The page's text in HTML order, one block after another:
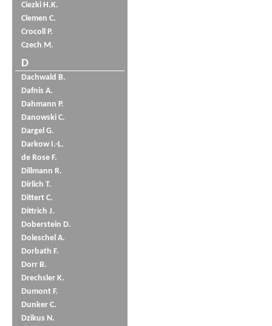
Ciezki H.K.
Clemen C.
Crocoll P.
Czech M.
D
Dachwald B.
Dafnis A.
Dahmann P.
Danowski C.
Dargel G.
Darkow I.-L.
de Rose F.
Dillmann R.
Dirlich T.
Dittert C.
Dittrich J.
Doberstein D.
Doleschel A.
Dorbath F.
Dorr B.
Drechsler K.
Dumont F.
Dunker C.
Dzikus N.